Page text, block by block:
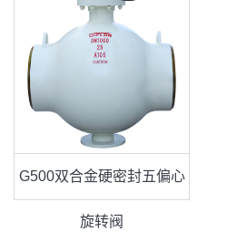
G500双合金硬密封五偏心
旋转阀